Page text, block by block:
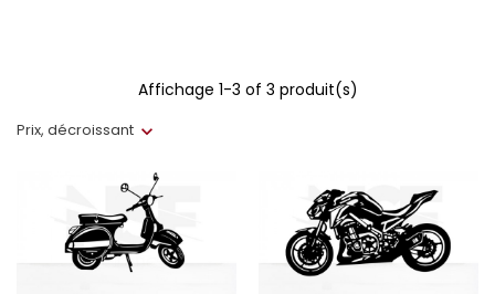
Prix, décroissant
Affichage 1-3 of 3 produit(s)